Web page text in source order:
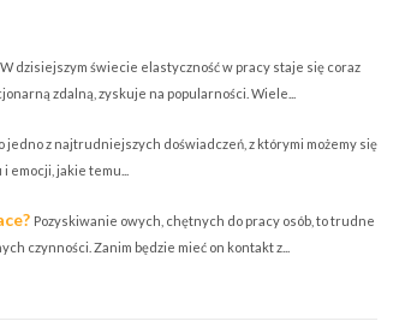
W dzisiejszym świecie elastyczność w pracy staje się coraz
zdalną, zyskuje na popularności. Wiele...
jedno z najtrudniejszych doświadczeń, z którymi możemy się
jakie temu...
Pozyskiwanie owych, chętnych do pracy osób, to trudne
czynności. Zanim będzie mieć on kontakt z...